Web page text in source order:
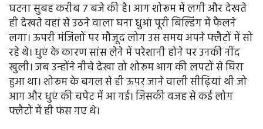
घटना सुबह करीब 7 बजे की है। आग शोरूम में लगी और देखते
ही देखते वहां से उठने वाला घना धुआं पूरी बिल्डिंग में फैलने
लगा। ऊपरी मंजिलों पर मौजूद लोग उस समय अपने फ्लैटों में सो
रहे थे। धुएं के कारण सांस लेने में परेशानी होने पर उनकी नींद
खुली। जब उन्होंने नीचे देखा तो शोरूम आग की लपटों से घिरा
हुआ था। शोरूम के बगल से ही ऊपर जाने वाली सीढ़ियां थी जो
आग और धुएं की चपेट में आ गई। जिसकी वजह से कई लोग
फ्लैटों में ही फंस गए थे।